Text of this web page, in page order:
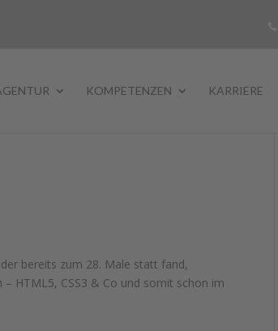
KOMPETENZEN KARRIERE
bereits zum 28. Male statt fand,
HTML5, CSS3 & Co und somit schon im